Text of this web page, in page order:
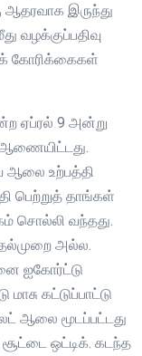
இருந்து
வழக்குப்பதிவு
கோரிக்கைகள்
ஏப்ரல் 9 அன்று
ஆணையிட்டது.
ஆலை உற்பத்தி
பெற்றுத் தாங்கள்
சொல்லி வந்தது.
அல்ல.
ஐகோர்ட்டு
கட்டுப்பாட்டு
ஆலை மூடப்பட்டது
சூட்டை ஒட்டிக். கடந்த